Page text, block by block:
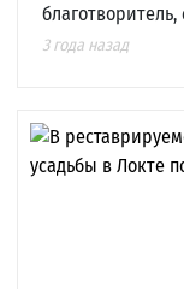
благотворитель,
3 года назад